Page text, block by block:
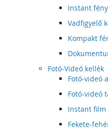
Instant
Vadfigyelő
Kompakt
Fotó-Videó kellék
Fotó-videó
Fotó-videó
Instant film
Fekete-